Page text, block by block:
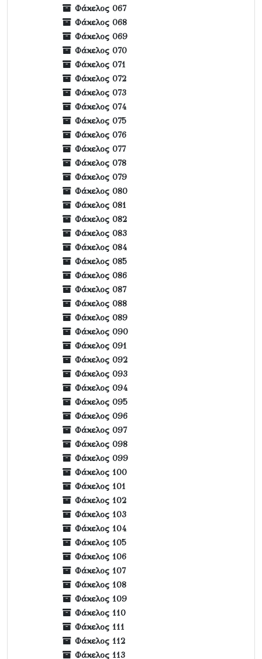
Φάκελος 067
Φάκελος 068
Φάκελος 069
Φάκελος 070
Φάκελος 071
Φάκελος 072
Φάκελος 073
Φάκελος 074
Φάκελος 075
Φάκελος 076
Φάκελος 077
Φάκελος 078
Φάκελος 079
Φάκελος 080
Φάκελος 081
Φάκελος 082
Φάκελος 083
Φάκελος 084
Φάκελος 085
Φάκελος 086
Φάκελος 087
Φάκελος 088
Φάκελος 089
Φάκελος 090
Φάκελος 091
Φάκελος 092
Φάκελος 093
Φάκελος 094
Φάκελος 095
Φάκελος 096
Φάκελος 097
Φάκελος 098
Φάκελος 099
Φάκελος 100
Φάκελος 101
Φάκελος 102
Φάκελος 103
Φάκελος 104
Φάκελος 105
Φάκελος 106
Φάκελος 107
Φάκελος 108
Φάκελος 109
Φάκελος 110
Φάκελος 111
Φάκελος 112
Φάκελος 113